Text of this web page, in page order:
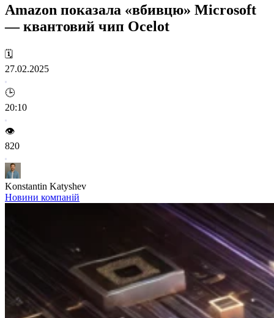
Amazon показала «вбивцю» Microsoft
— квантовий чип Ocelot
🗓️
27.02.2025
🕒
20:10
👁️
820
Konstantin Katyshev
Новини компаній